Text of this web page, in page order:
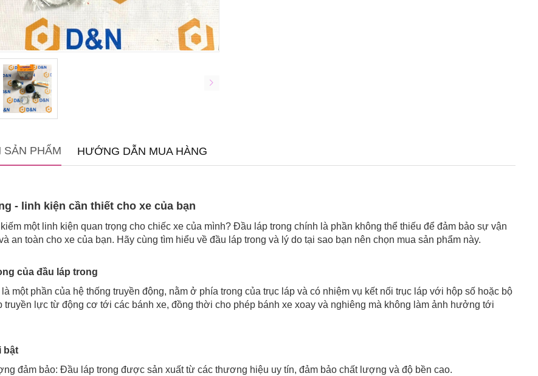
SẢN PHẨM HƯỚNG DẪN MUA HÀNG
- linh kiện cần thiết cho xe của bạn
một linh kiện quan trọng cho chiếc xe của mình? Đầu láp trong chính là phần không thể thiếu để đảm bảo sự vận
an toàn cho xe của bạn. Hãy cùng tìm hiểu về đầu láp trong và lý do tại sao bạn nên chọn mua sản phẩm này.
của đầu láp trong
một phần của hệ thống truyền động, nằm ở phía trong của trục láp và có nhiệm vụ kết nối trục láp với hộp số hoặc bộ
truyền lực từ động cơ tới các bánh xe, đồng thời cho phép bánh xe xoay và nghiêng mà không làm ảnh hưởng tới
bật
đảm bảo: Đầu láp trong được sản xuất từ các thương hiệu uy tín, đảm bảo chất lượng và độ bền cao.